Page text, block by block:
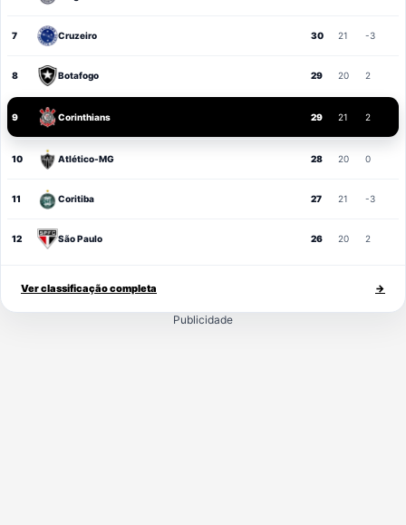
7 Cruzeiro 30 21 -3
8 Botafogo 29 20 2
9 Corinthians 29 21 2
10 Atlético-MG 28 20 0
11 Coritiba 27 21 -3
12 São Paulo 26 20 2
Ver classificação completa →
Publicidade